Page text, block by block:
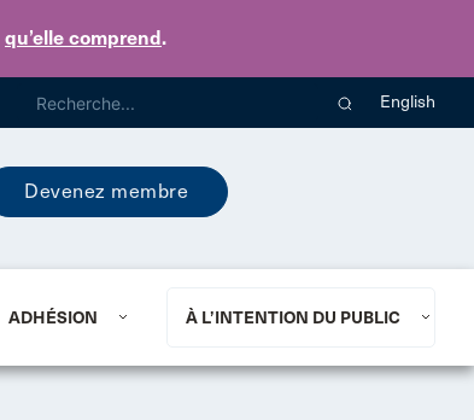
qu’elle comprend.
English
Devenez membre
ADHÉSION À L’INTENTION DU PUBLIC